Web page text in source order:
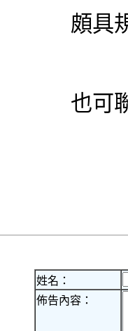
頗具
也可
姓名：
佈告內容：